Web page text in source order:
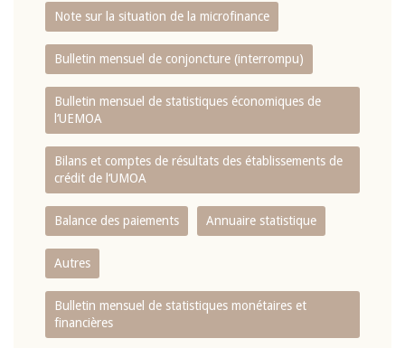
Note sur la situation de la microfinance
Bulletin mensuel de conjoncture (interrompu)
Bulletin mensuel de statistiques économiques de
l‘UEMOA
Bilans et comptes de résultats des établissements de
crédit de l‘UMOA
Balance des paiements Annuaire statistique
Autres
Bulletin mensuel de statistiques monétaires et
financières